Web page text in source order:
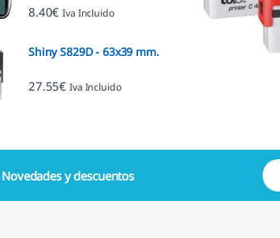
8.40€ Iva Incluido
Shiny S829D - 63x39 mm.
27.55€ Iva Incluido
Novedades y descuentos
E
m